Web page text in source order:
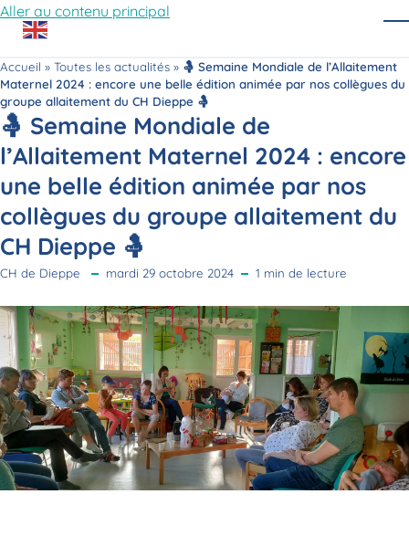
Aller au contenu principal
Accueil » Toutes les actualités » 🤱 Semaine Mondiale de l’Allaitement
Maternel 2024 : encore une belle édition animée par nos collègues du
groupe allaitement du CH Dieppe 🤱
🤱 Semaine Mondiale de
l’Allaitement Maternel 2024 : encore
une belle édition animée par nos
collègues du groupe allaitement du
CH Dieppe 🤱
CH de Dieppe mardi 29 octobre 2024 1 min de lecture